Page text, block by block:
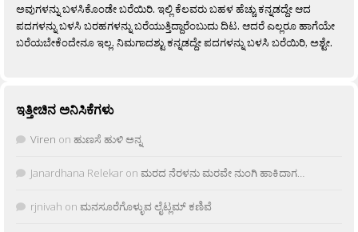
ಅವುಗಳನ್ನು ಬಳಸಿಕೊಂಡೇ ಬರೆಯಿರಿ. ಇಲ್ಲಿ ಕೆಲವರು ಬಹಳ ಹೆಚ್ಚು ಕನ್ನಡದ್ದೇ ಆದ
ಪದಗಳನ್ನು ಬಳಸಿ ಬರಹಗಳನ್ನು ಬರೆಯುತ್ತಿದ್ದಾರೆಂಬುದು ದಿಟ. ಆದರೆ ಎಲ್ಲರೂ ಹಾಗೆಯೇ
ಬರೆಯಬೇಕೆಂದೇನೂ ಇಲ್ಲ. ನಿಮಗಾದಶ್ಟು ಕನ್ನಡದ್ದೇ ಪದಗಳನ್ನು ಬಳಸಿ ಬರೆಯಿರಿ, ಅಶ್ಟೇ.
ಇತ್ತೀಚಿನ ಅನಿಸಿಕೆಗಳು
Viren on ಹುಣಸೆ ಹುಳಿ ಅನ್ನ
Janardhana Relekar on ಮರದ ನೆರಳನು ಮರವೇ ನುಂಗಿ ಹಾಕಿದಾಗ…
rjnivah on ಮನಸೂರೆಗೊಳ್ಳುವ ಲೈಟ್ಲಮ್ ಕಣಿವೆ